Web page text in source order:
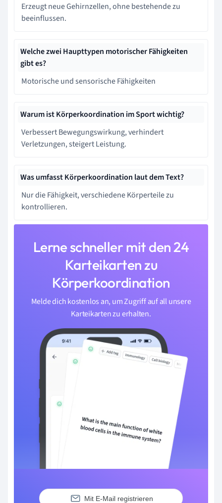
Erzeugt neue Gehirnzellen, ohne bestehende zu
beeinflussen.
Welche zwei Haupttypen motorischer Fähigkeiten
gibt es?
Motorische und sensorische Fähigkeiten
Warum ist Körperkoordination im Sport wichtig?
Verbessert Bewegungswirkung, verhindert
Verletzungen, steigert Leistung.
Was umfasst Körperkoordination laut dem Text?
Nur die Fähigkeit, verschiedene Körperteile zu
kontrollieren.
Lerne schneller mit den 24
Karteikarten zu
Körperkoordination
Melde dich kostenlos an, um Zugriff auf all unsere
Karteikarten zu erhalten.
Mit E-Mail registrieren